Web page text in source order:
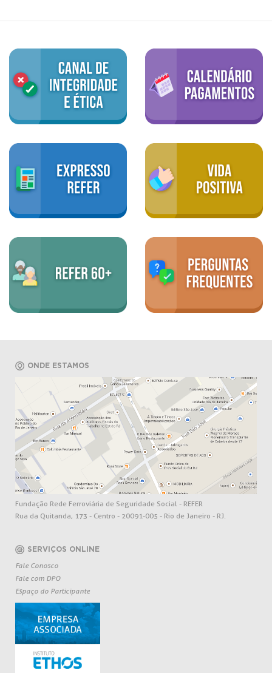
ONDE ESTAMOS
Fundação Rede Ferroviária de Seguridade Social - REFER
Rua da Quitanda, 173 - Centro - 20091-005 - Rio de Janeiro - RJ.
SERVIÇOS ONLINE
Fale Conosco
Fale com DPO
Espaço do Participante